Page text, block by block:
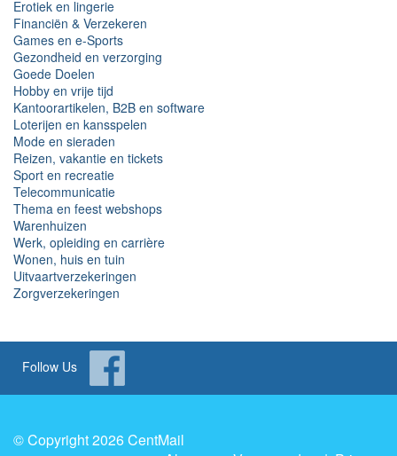
Erotiek en lingerie
Financiën & Verzekeren
Games en e-Sports
Gezondheid en verzorging
Goede Doelen
Hobby en vrije tijd
Kantoorartikelen, B2B en software
Loterijen en kansspelen
Mode en sieraden
Reizen, vakantie en tickets
Sport en recreatie
Telecommunicatie
Thema en feest webshops
Warenhuizen
Werk, opleiding en carrière
Wonen, huis en tuin
Uitvaartverzekeringen
Zorgverzekeringen
Follow Us
© Copyright 2026 CentMail